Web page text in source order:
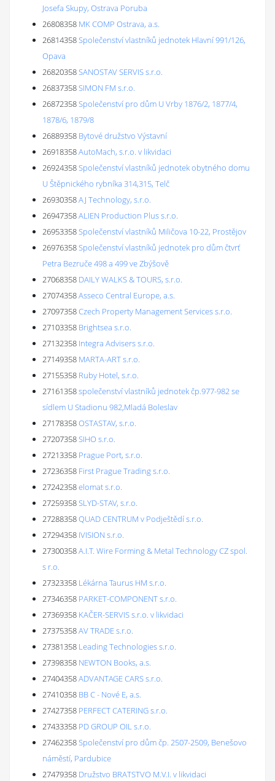
Josefa Skupy, Ostrava Poruba
26808358 MK COMP Ostrava, a.s.
26814358Společenství vlastníků jednotek Hlavní 991/126,
Opava
26820358SANOSTAV SERVIS s.r.o.
26837358SIMON FM s.r.o.
26872358Společenství pro dům U Vrby 1876/2, 1877/4,
1878/6, 1879/8
26889358 Bytové družstvo Výstavní
26918358AutoMach, s.r.o. v likvidaci
26924358Společenství vlastníků jednotek obytného domu
U Štěpnického rybníka 314,315, Telč
26930358AJ Technology, s.r.o.
26947358ALIEN Production Plus s.r.o.
26953358Společenství vlastníků Miličova 10-22, Prostějov
26976358Společenství vlastníků jednotek pro dům čtvrť
Petra Bezruče 498 a 499 ve Zbýšově
27068358 DAILY WALKS & TOURS, s.r.o.
27074358Asseco Central Europe, a.s.
27097358Czech Property Management Services s.r.o.
27103358 Brightsea s.r.o.
27132358 Integra Advisers s.r.o.
27149358 MARTA-ART s.r.o.
27155358 Ruby Hotel, s.r.o.
27161358společenství vlastníků jednotek čp.977-982 se
sídlem U Stadionu 982,Mladá Boleslav
27178358OSTASTAV, s.r.o.
27207358SIHO s.r.o.
27213358 Prague Port, s.r.o.
27236358 First Prague Trading s.r.o.
27242358elomat s.r.o.
27259358SLYD-STAV, s.r.o.
27288358QUAD CENTRUM v Podještědí s.r.o.
27294358 IVISION s.r.o.
27300358A.I.T. Wire Forming & Metal Technology CZ spol.
s r.o.
27323358 Lékárna Taurus HM s.r.o.
27346358 PARKET-COMPONENT s.r.o.
27369358 KAČER-SERVIS s.r.o. v likvidaci
27375358AV TRADE s.r.o.
27381358 Leading Technologies s.r.o.
27398358 NEWTON Books, a.s.
27404358ADVANTAGE CARS s.r.o.
27410358 BB C - Nové E, a.s.
27427358 PERFECT CATERING s.r.o.
27433358 PD GROUP OIL s.r.o.
27462358Společenství pro dům čp. 2507-2509, Benešovo
náměstí, Pardubice
27479358 Družstvo BRATSTVO M.V.I. v likvidaci